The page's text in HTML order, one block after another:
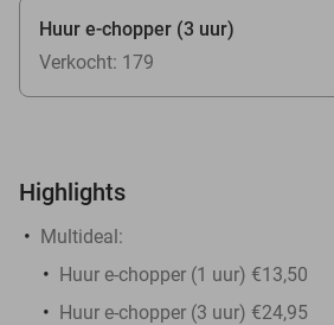
Huur e-chopper (3 uur)
Verkocht: 179
Highlights
Multideal:
Huur e-chopper (1 uur) €13,50
Huur e-chopper (3 uur) €24,95